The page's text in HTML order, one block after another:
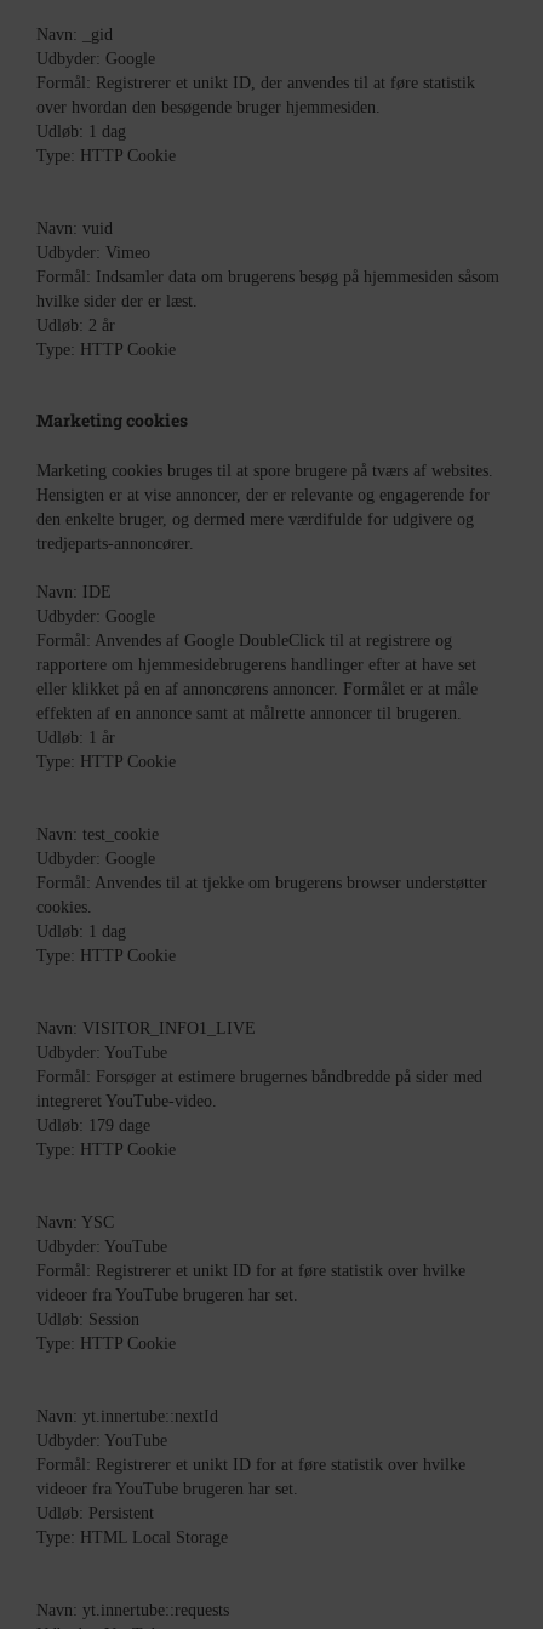
Navn: _gid
Udbyder: Google
Formål: Registrerer et unikt ID, der anvendes til at føre statistik
over hvordan den besøgende bruger hjemmesiden.
Udløb: 1 dag
Type: HTTP Cookie
Navn: vuid
Udbyder: Vimeo
Formål: Indsamler data om brugerens besøg på hjemmesiden såsom
hvilke sider der er læst.
Udløb: 2 år
Type: HTTP Cookie
Marketing cookies
Marketing cookies bruges til at spore brugere på tværs af websites.
Hensigten er at vise annoncer, der er relevante og engagerende for
den enkelte bruger, og dermed mere værdifulde for udgivere og
tredjeparts-annoncører.
Navn: IDE
Udbyder: Google
Formål: Anvendes af Google DoubleClick til at registrere og
rapportere om hjemmesidebrugerens handlinger efter at have set
eller klikket på en af annoncørens annoncer. Formålet er at måle
effekten af en annonce samt at målrette annoncer til brugeren.
Udløb: 1 år
Type: HTTP Cookie
Navn: test_cookie
Udbyder: Google
Formål: Anvendes til at tjekke om brugerens browser understøtter
cookies.
Udløb: 1 dag
Type: HTTP Cookie
Navn: VISITOR_INFO1_LIVE
Udbyder: YouTube
Formål: Forsøger at estimere brugernes båndbredde på sider med
integreret YouTube-video.
Udløb: 179 dage
Type: HTTP Cookie
Navn: YSC
Udbyder: YouTube
Formål: Registrerer et unikt ID for at føre statistik over hvilke
videoer fra YouTube brugeren har set.
Udløb: Session
Type: HTTP Cookie
Navn: yt.innertube::nextId
Udbyder: YouTube
Formål: Registrerer et unikt ID for at føre statistik over hvilke
videoer fra YouTube brugeren har set.
Udløb: Persistent
Type: HTML Local Storage
Navn: yt.innertube::requests